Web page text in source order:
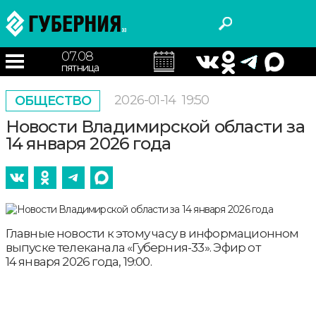
07.08
пятница
ОБЩЕСТВО 2026-01-14 19:50
Новости Владимирской области за
14 января 2026 года
Главные новости к этому часу в информационном
выпуске телеканала «Губерния-33». Эфир от
14 января 2026 года, 19:00.